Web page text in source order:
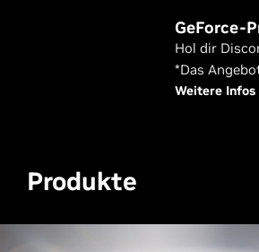
GeForce-
Hol dir
*Das
Weitere Infos
Produkte